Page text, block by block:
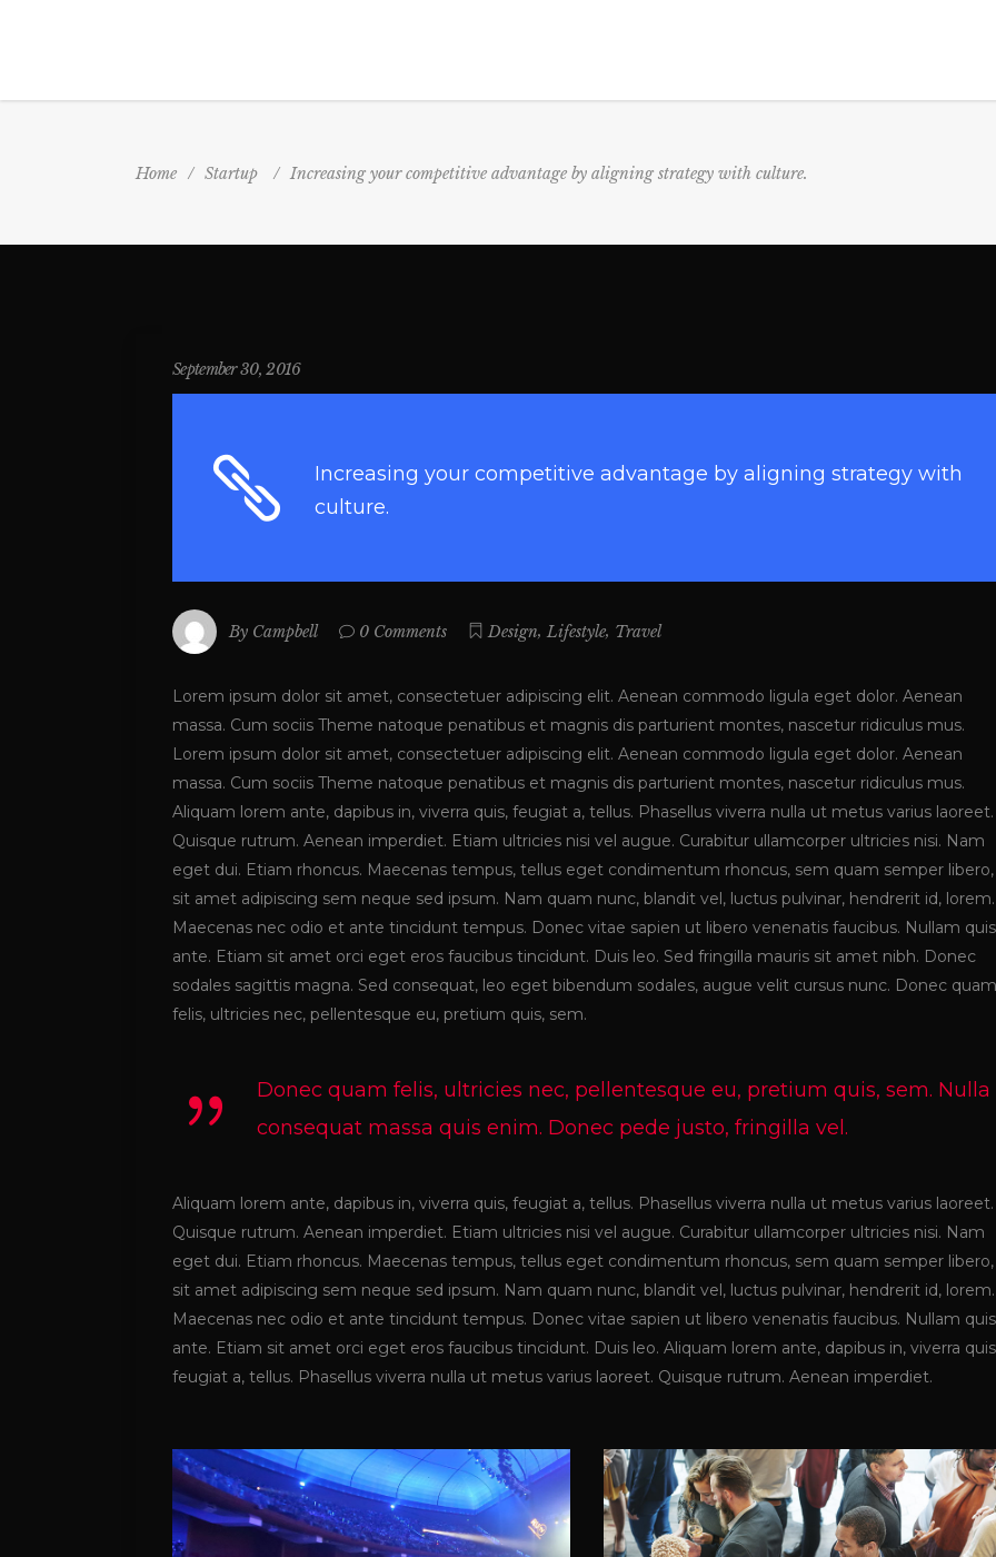
Home / Startup / Increasing your competitive advantage by aligning strategy with culture.
September 30, 2016
Increasing your competitive advantage by aligning strategy with
culture.
By Campbell 0 Comments Design, Lifestyle, Travel
Lorem ipsum dolor sit amet, consectetuer adipiscing elit. Aenean commodo ligula eget dolor. Aenean
massa. Cum sociis Theme natoque penatibus et magnis dis parturient montes, nascetur ridiculus mus.
Lorem ipsum dolor sit amet, consectetuer adipiscing elit. Aenean commodo ligula eget dolor. Aenean
massa. Cum sociis Theme natoque penatibus et magnis dis parturient montes, nascetur ridiculus mus.
Aliquam lorem ante, dapibus in, viverra quis, feugiat a, tellus. Phasellus viverra nulla ut metus varius laoreet.
Quisque rutrum. Aenean imperdiet. Etiam ultricies nisi vel augue. Curabitur ullamcorper ultricies nisi. Nam
eget dui. Etiam rhoncus. Maecenas tempus, tellus eget condimentum rhoncus, sem quam semper libero,
sit amet adipiscing sem neque sed ipsum. Nam quam nunc, blandit vel, luctus pulvinar, hendrerit id, lorem.
Maecenas nec odio et ante tincidunt tempus. Donec vitae sapien ut libero venenatis faucibus. Nullam quis
ante. Etiam sit amet orci eget eros faucibus tincidunt. Duis leo. Sed fringilla mauris sit amet nibh. Donec
sodales sagittis magna. Sed consequat, leo eget bibendum sodales, augue velit cursus nunc. Donec quam
felis, ultricies nec, pellentesque eu, pretium quis, sem.
Donec quam felis, ultricies nec, pellentesque eu, pretium quis, sem. Nulla
consequat massa quis enim. Donec pede justo, fringilla vel.
Aliquam lorem ante, dapibus in, viverra quis, feugiat a, tellus. Phasellus viverra nulla ut metus varius laoreet.
Quisque rutrum. Aenean imperdiet. Etiam ultricies nisi vel augue. Curabitur ullamcorper ultricies nisi. Nam
eget dui. Etiam rhoncus. Maecenas tempus, tellus eget condimentum rhoncus, sem quam semper libero,
sit amet adipiscing sem neque sed ipsum. Nam quam nunc, blandit vel, luctus pulvinar, hendrerit id, lorem.
Maecenas nec odio et ante tincidunt tempus. Donec vitae sapien ut libero venenatis faucibus. Nullam quis
ante. Etiam sit amet orci eget eros faucibus tincidunt. Duis leo. Aliquam lorem ante, dapibus in, viverra
feugiat a, tellus. Phasellus viverra nulla ut metus varius laoreet. Quisque rutrum. Aenean imperdiet.